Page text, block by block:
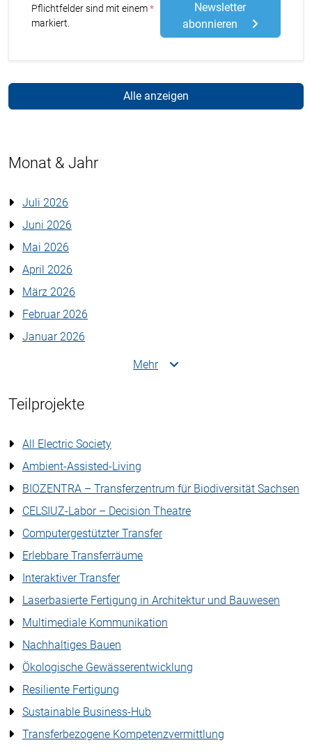
Pflichtfelder sind mit einem Stern
markiert.
Newsletter
abonnieren
Alle anzeigen
Monat & Jahr
Juli 2026
Juni 2026
Mai 2026
April 2026
März 2026
Februar 2026
Januar 2026
Mehr
Teilprojekte
All Electric Society
Ambient-Assisted-Living
BIOZENTRA – Transferzentrum für Biodiversität Sachsen
CELSIUZ-Labor – Decision Theatre
Computergestützter Transfer
Erlebbare Transferräume
Interaktiver Transfer
Laserbasierte Fertigung in Architektur und Bauwesen
Multimediale Kommunikation
Nachhaltiges Bauen
Ökologische Gewässerentwicklung
Resiliente Fertigung
Sustainable Business-Hub
Transferbezogene Kompetenzvermittlung